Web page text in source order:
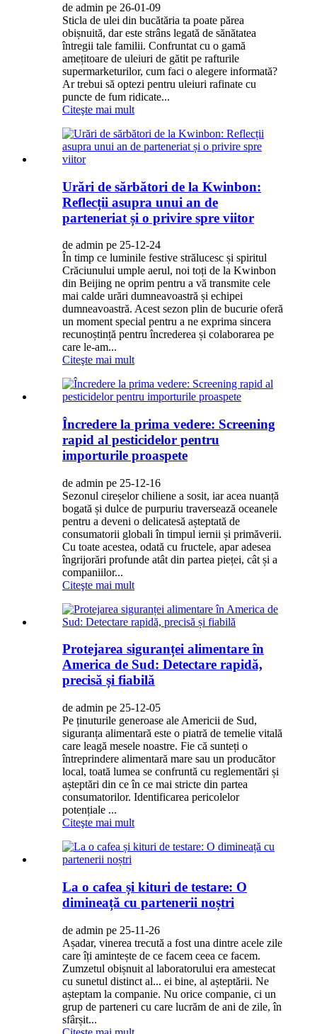
de admin pe 26-01-09
Sticla de ulei din bucătăria ta poate părea
obișnuită, dar este strâns legată de sănătatea
întregii tale familii. Confruntat cu o gamă
amețitoare de uleiuri de gătit pe rafturile
supermarketurilor, cum faci o alegere informată?
Ar trebui să optezi pentru uleiuri rafinate cu
puncte de fum ridicate...
Citeşte mai mult
Urări de sărbători de la Kwinbon:
Reflecții asupra unui an de
parteneriat și o privire spre viitor
de admin pe 25-12-24
În timp ce luminile festive strălucesc și spiritul
Crăciunului umple aerul, noi toți de la Kwinbon
din Beijing ne oprim pentru a vă transmite cele
mai calde urări dumneavoastră și echipei
dumneavoastră. Acest sezon plin de bucurie oferă
un moment special pentru a ne exprima sincera
recunoștință pentru încrederea și colaborarea pe
care le-am...
Citeşte mai mult
Încredere la prima vedere: Screening
rapid al pesticidelor pentru
importurile proaspete
de admin pe 25-12-16
Sezonul cireșelor chiliene a sosit, iar acea nuanță
bogată și dulce de purpuriu traversează oceanele
pentru a deveni o delicatesă așteptată de
consumatorii globali în timpul iernii și primăverii.
Cu toate acestea, odată cu fructele, apar adesea
îngrijorări profunde atât din partea pieței, cât și a
companiilor...
Citeşte mai mult
Protejarea siguranței alimentare în
America de Sud: Detectare rapidă,
precisă și fiabilă
de admin pe 25-12-05
Pe ținuturile generoase ale Americii de Sud,
siguranța alimentară este o piatră de temelie vitală
care leagă mesele noastre. Fie că sunteți o
întreprindere alimentară mare sau un producător
local, toată lumea se confruntă cu reglementări și
așteptări din ce în ce mai stricte din partea
consumatorilor. Identificarea pericolelor
potențiale ...
Citeşte mai mult
La o cafea și kituri de testare: O
dimineață cu partenerii noștri
de admin pe 25-11-26
Așadar, vinerea trecută a fost una dintre acele zile
care îți amintește de ce facem ceea ce facem.
Zumzetul obișnuit al laboratorului era amestecat
cu sunetul distinct al... ei bine, al așteptării. Ne
așteptam la companie. Nu orice companie, ci un
grup de parteneri cu care lucrăm de ani de zile, în
sfârșit...